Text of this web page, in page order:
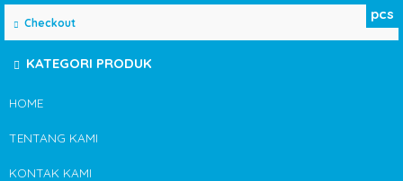
HOME
TENTANG KAMI
KONTAK KAMI
pcs
Checkout
KATEGORI PRODUK